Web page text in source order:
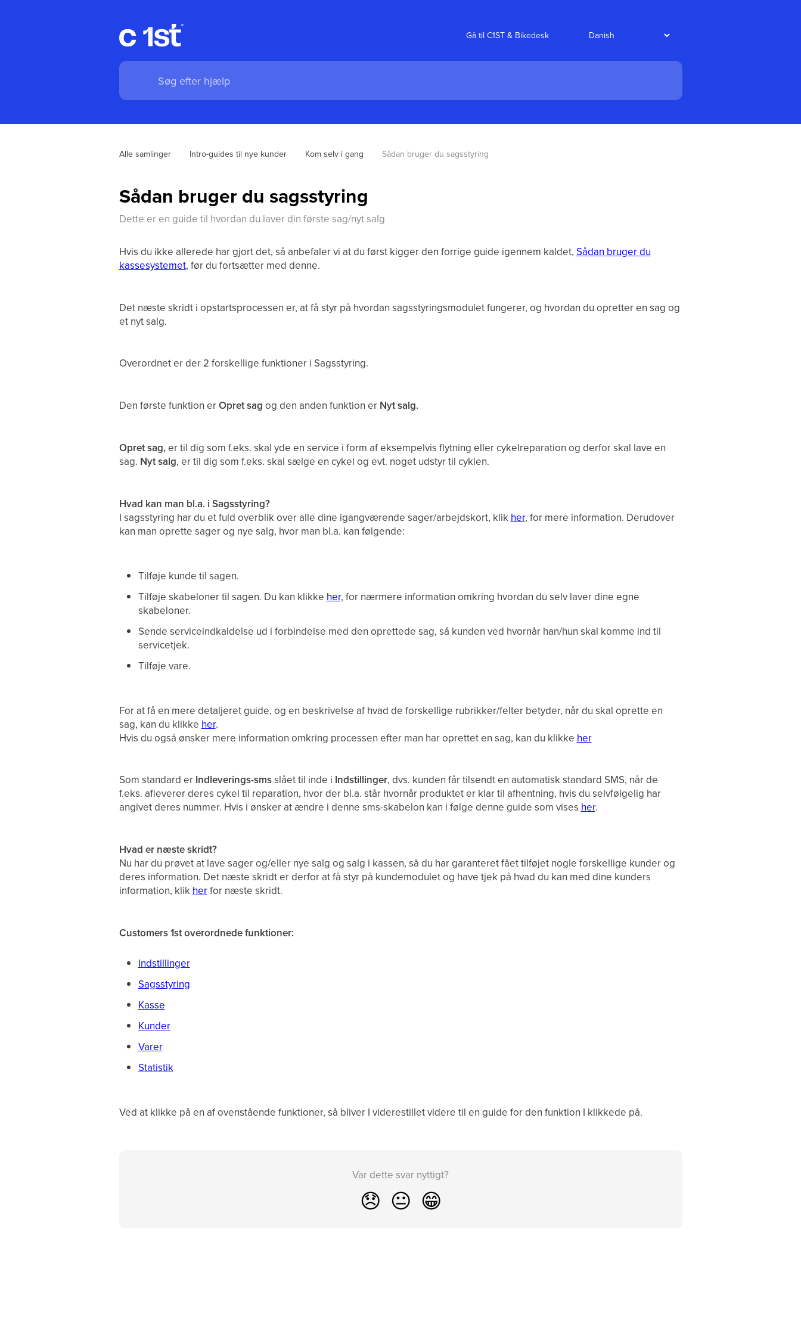
Gå til C1ST & Bikedesk
Alle samlinger Intro-guides til nye kunder Kom selv i gang Sådan bruger du sagsstyring
Sådan bruger du sagsstyring
Dette er en guide til hvordan du laver din første sag/nyt salg
Hvis du ikke allerede har gjort det, så anbefaler vi at du først kigger den forrige guide igennem kaldet, Sådan bruger du
kassesystemet, før du fortsætter med denne.
Det næste skridt i opstartsprocessen er, at få styr på hvordan sagsstyringsmodulet fungerer, og hvordan du opretter en sag og
et nyt salg.
Overordnet er der 2 forskellige funktioner i Sagsstyring.
Den første funktion erOpret sag og den anden funktion erNyt salg.
Opret sag,er til dig som f.eks. skal yde en service i form af eksempelvis flytning eller cykelreparation og derfor skal lave en
sag. Nyt salg, er til dig som f.eks. skal sælge en cykel og evt. noget udstyr til cyklen.
Hvad kan man bl.a. i Sagsstyring?
I sagsstyring har du et fuld overblik over alle dine igangværende sager/arbejdskort, klik her, for mere information. Derudover
kan man oprette sager og nye salg, hvor man bl.a. kan følgende:
Tilføje kunde til sagen.
Tilføje skabeloner til sagen. Du kan klikke her, for nærmere information omkring hvordan du selv laver dine egne
skabeloner.
Sende serviceindkaldelse ud i forbindelse med den oprettede sag, så kunden ved hvornår han/hun skal komme ind til
servicetjek.
Tilføje vare.
For at få en mere detaljeret guide, og en beskrivelse af hvad de forskellige rubrikker/felter betyder, når du skal oprette en
sag, kan du klikke her.
Hvis du også ønsker mere information omkring processen efter man har oprettet en sag, kan du klikke her
Som standard er Indleverings-smsslåettil inde i Indstillinger, dvs. kunden får tilsendt en automatisk standard SMS, når de
f.eks. afleverer deres cykel til reparation, hvor der bl.a. står hvornår produktet er klar til afhentning, hvis du selvfølgelig har
angivet deres nummer. Hvis i ønsker at ændre i denne sms-skabelon kan i følge denne guide som vises her.
Hvad er næste skridt?
Nu har du prøvet at lave sager og/eller nye salg og salg i kassen, så du har garanteret fået tilføjet nogle forskellige kunder og
deres information. Det næste skridt er derfor at få styr på kundemodulet og have tjek på hvad du kan med dine kunders
information, klik herfor næste skridt.
Customers 1st overordnede funktioner:
Indstillinger
Sagsstyring
Kasse
Kunder
Varer
Statistik
Ved at klikke på en af ovenstående funktioner, så bliver I viderestillet videre til en guide for den funktion I klikkede på.
Var dette svar nyttigt?
😞 😐 😁